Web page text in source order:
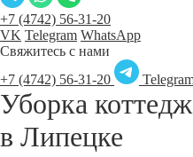
+7 (4742) 56-31-20
VK Telegram WhatsApp
Свяжитесь с нами
+7 (4742) 56-31-20
Уборка
в Липецке